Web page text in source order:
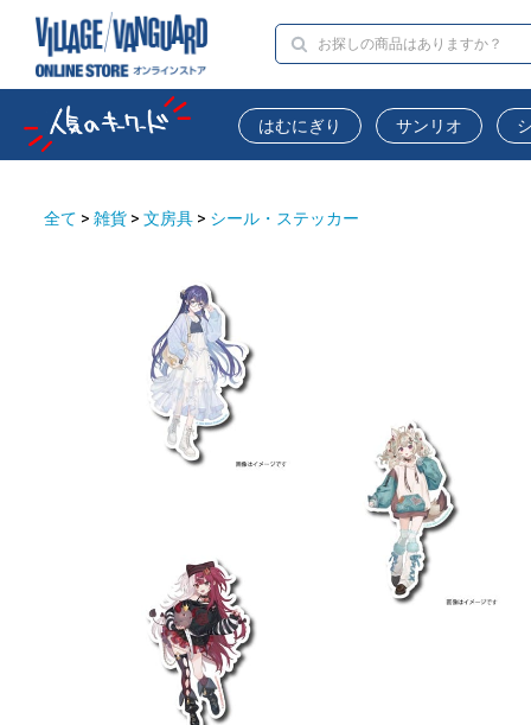
はむにぎり サンリオ
全て > 雑貨 > 文房具 > シール・ステッカー